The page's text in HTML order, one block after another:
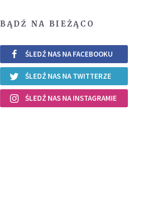
BĄDŹ NA BIEŻĄCO
ŚLEDŹ NAS NA FACEBOOKU
ŚLEDŹ NAS NA TWITTERZE
ŚLEDŹ NAS NA INSTAGRAMIE